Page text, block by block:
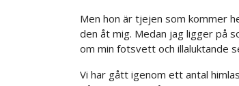
Men hon är tjejen som kommer
den åt mig. Medan jag ligger på
om min fotsvett och illaluktande
Vi har gått igenom ett antal